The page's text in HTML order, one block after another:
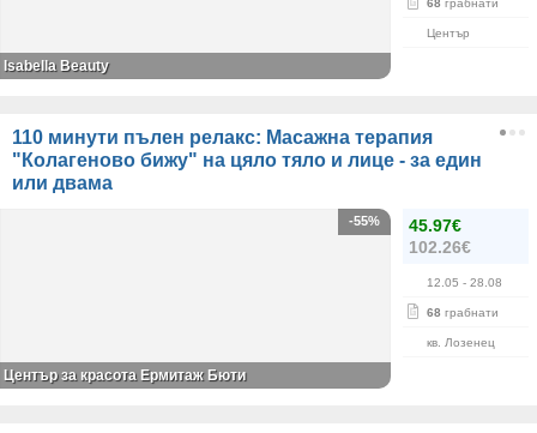
68 грабнати
Център
Isabella Beauty
110 минути пълен релакс: Масажна терапия
"Колагеново бижу" на цяло тяло и лице - за един
или двама
45.97€
102.26€
12.05 - 28.08
68 грабнати
кв. Лозенец
-55%
Център за красота Ермитаж Бюти